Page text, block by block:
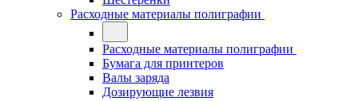
Расходные материалы полиграфии
Расходные материалы полиграфии
Бумага для принтеров
Валы заряда
Дозирующие лезвия